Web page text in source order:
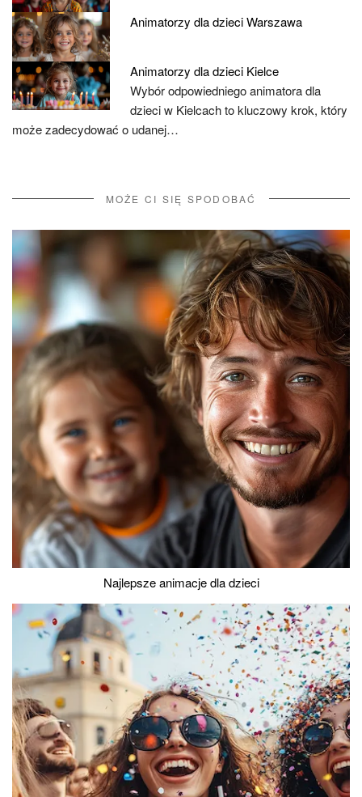
Animatorzy dla dzieci Warszawa
Animatorzy dla dzieci Kielce
Wybór odpowiedniego animatora dla
dzieci w Kielcach to kluczowy krok, który
może zadecydować o udanej…
MOŻE CI SIĘ SPODOBAĆ
Najlepsze animacje dla dzieci